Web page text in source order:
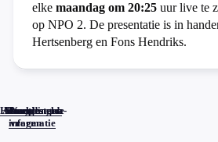
elke maandag om 20:25 uur live te
op NPO 2. De presentatie is in
Hertsenberg en Fons Hendriks.
Home
Actueel
Uitzendingen
Reacties
Programma-
informatie
Veelgestelde
vragen